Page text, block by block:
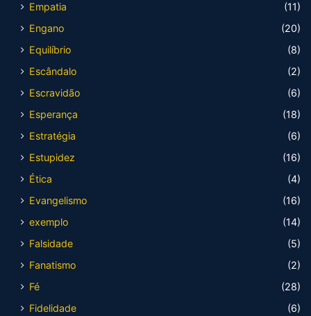
Empatia
(11)
Engano
(20)
Equilíbrio
(8)
Escândalo
(2)
Escravidão
(6)
Esperança
(18)
Estratégia
(6)
Estupidez
(16)
Ética
(4)
Evangelismo
(16)
exemplo
(14)
Falsidade
(5)
Fanatismo
(2)
Fé
(28)
Fidelidade
(6)